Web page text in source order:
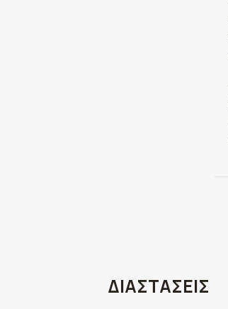
ΔΙΑΣΤΑΣΕΙΣ